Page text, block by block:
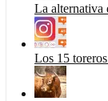
La alternativa
Los 15